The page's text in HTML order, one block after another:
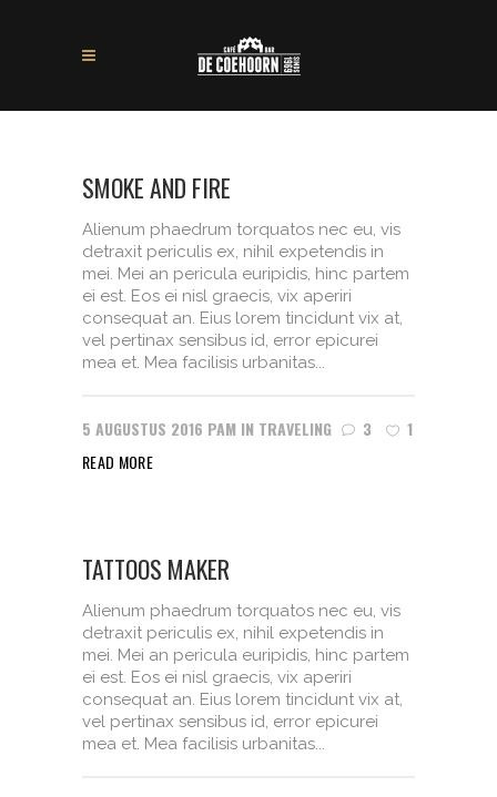
SMOKE AND FIRE
Alienum phaedrum torquatos nec eu, vis
detraxit periculis ex, nihil expetendis in
mei. Mei an pericula euripidis, hinc partem
ei est. Eos ei nisl graecis, vix aperiri
consequat an. Eius lorem tincidunt vix at,
vel pertinax sensibus id, error epicurei
mea et. Mea facilisis urbanitas...
5 AUGUSTUS 2016 PAM IN TRAVELING 3
1
READ MORE
TATTOOS MAKER
Alienum phaedrum torquatos nec eu, vis
detraxit periculis ex, nihil expetendis in
mei. Mei an pericula euripidis, hinc partem
ei est. Eos ei nisl graecis, vix aperiri
consequat an. Eius lorem tincidunt vix at,
vel pertinax sensibus id, error epicurei
mea et. Mea facilisis urbanitas...